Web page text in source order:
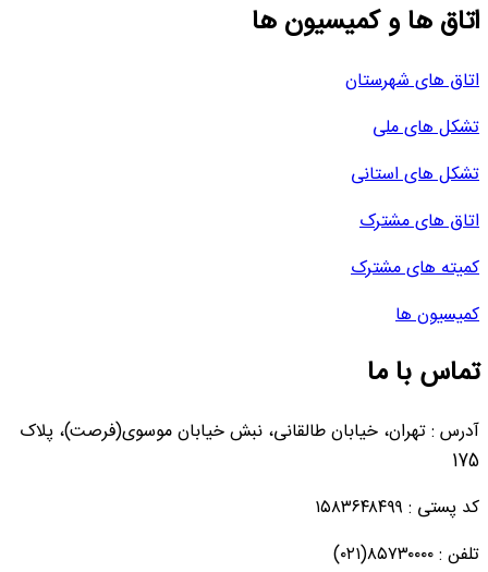
اتاق ها و کمیسیون ها
اتاق های شهرستان
تشکل های ملی
تشکل های استانی
اتاق های مشترک
کمیته های مشترک
کمیسیون ها
تماس با ما
آدرس : تهران، خیابان طالقانی، نبش خیابان موسوی(فرصت)، پلاک
175
کد پستی : ۱۵۸۳۶۴۸۴۹۹
تلفن : ۸۵۷۳۰۰۰۰(۰۲۱)